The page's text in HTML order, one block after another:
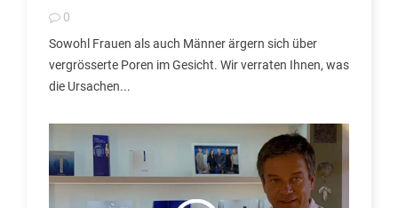
0
Sowohl Frauen als auch Männer ärgern sich über
vergrösserte Poren im Gesicht. Wir verraten Ihnen, was
die Ursachen...